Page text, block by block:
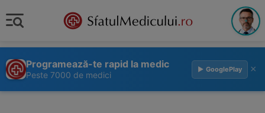
Programează-te rapid la medic
Peste 7000 de medici
▶ GooglePlay ×